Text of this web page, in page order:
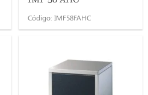
Código: IMF58FAHC